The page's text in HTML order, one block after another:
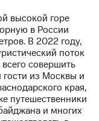
высокой горе
в России
В 2022 году,
поток
совершить
из Москвы и
края,
путешественники
и многих